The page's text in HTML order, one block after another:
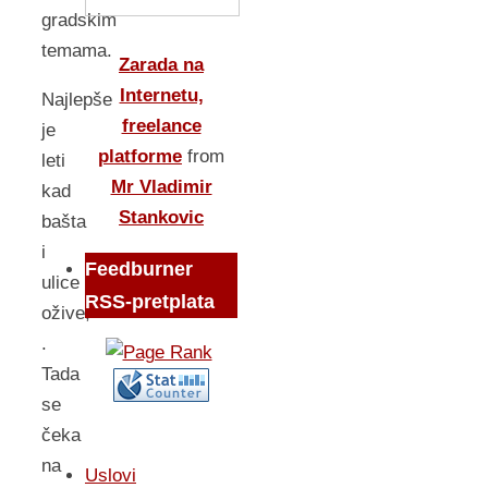
gradskim
temama.
Najlepše
je
leti
kad
bašta
i
ulice
ožive,
.
Tada
se
čeka
na
Zarada na
Internetu,
freelance
platforme from
Mr Vladimir
Stankovic
Feedburner
RSS-pretplata
Uslovi